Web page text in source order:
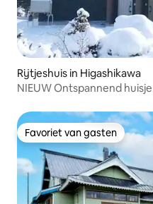
Rijtjeshuis in Higashikawa
NIEUW Ontspannend
Favoriet van gasten
Favoriet van gasten